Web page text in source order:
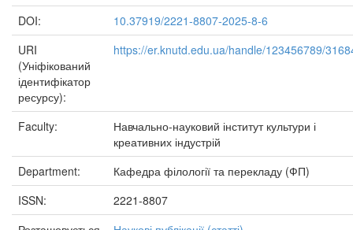
DOI:
10.37919/2221-8807-2025-8-6
URI
(Уніфікований
ідентифікатор
ресурсу):
https://er.knutd.edu.ua/handle/123456789/
Faculty:
Навчально-науковий інститут культури і
креативних індустрій
Department:
Кафедра філології та перекладу (ФП)
ISSN:
2221-8807